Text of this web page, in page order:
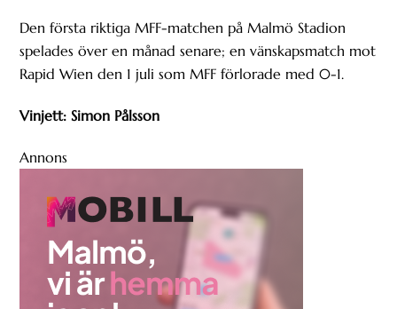
Den första riktiga MFF-matchen på Malmö Stadion
spelades över en månad senare; en vänskapsmatch mot
Rapid Wien den 1 juli som MFF förlorade med 0-1.
Vinjett: Simon Pålsson
Annons